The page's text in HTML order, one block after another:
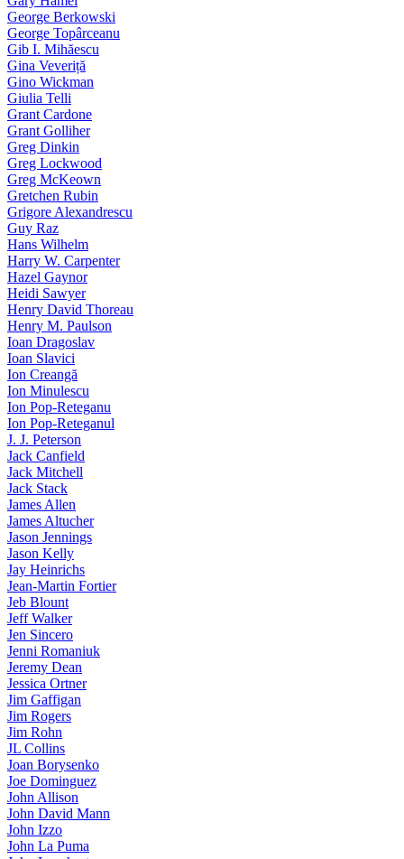
George Berkowski
George Topârceanu
Gib I. Mihăescu
Gina Veveriță
Gino Wickman
Giulia Telli
Grant Cardone
Grant Golliher
Greg Dinkin
Greg Lockwood
Greg McKeown
Gretchen Rubin
Grigore Alexandrescu
Guy Raz
Hans Wilhelm
Harry W. Carpenter
Hazel Gaynor
Heidi Sawyer
Henry David Thoreau
Henry M. Paulson
Ioan Dragoslav
Ioan Slavici
Ion Creangă
Ion Minulescu
Ion Pop-Reteganu
Ion Pop-Reteganul
J. J. Peterson
Jack Canfield
Jack Mitchell
Jack Stack
James Allen
James Altucher
Jason Jennings
Jason Kelly
Jay Heinrichs
Jean-Martin Fortier
Jeb Blount
Jeff Walker
Jen Sincero
Jenni Romaniuk
Jeremy Dean
Jessica Ortner
Jim Gaffigan
Jim Rogers
Jim Rohn
JL Collins
Joan Borysenko
Joe Dominguez
John Allison
John David Mann
John Izzo
John La Puma